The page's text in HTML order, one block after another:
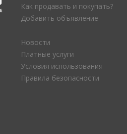
Как продавать и покупать?
Добавить объявление
Новости
Платные услуги
Условия использования
Правила безопасности